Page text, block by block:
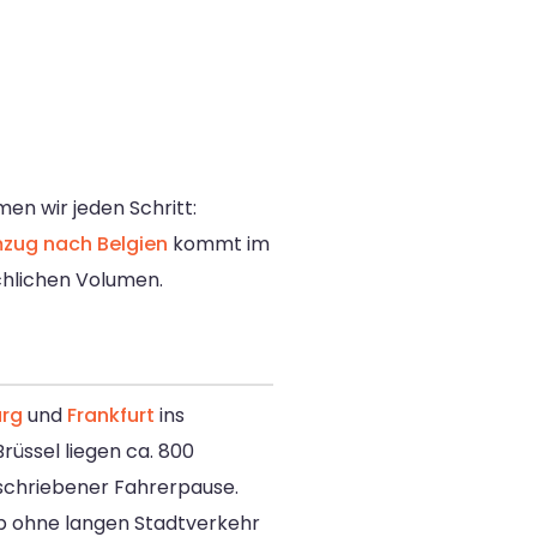
wir jeden Schritt:
nach Belgien kommt im
Volumen.
und Frankfurt ins
liegen ca. 800
Fahrerpause.
ohne langen Stadtverkehr